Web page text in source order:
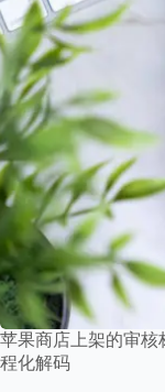
苹果商店上架的审核
程化解码